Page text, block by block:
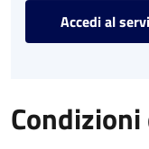
Accedi al